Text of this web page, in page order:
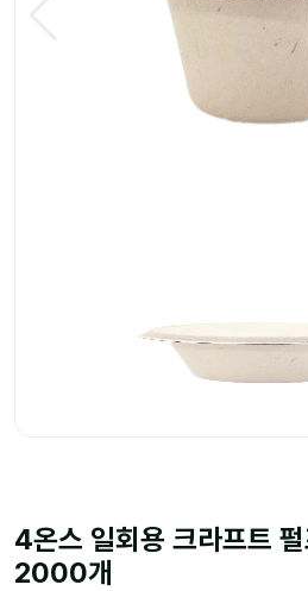
4온스 일회용 크라프트 펄
2000개